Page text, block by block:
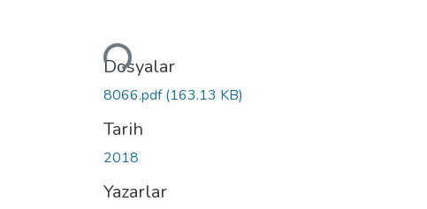
Yükleniyor...
Dosyalar
8066.pdf(163.13 KB)
Tarih
2018
Yazarlar